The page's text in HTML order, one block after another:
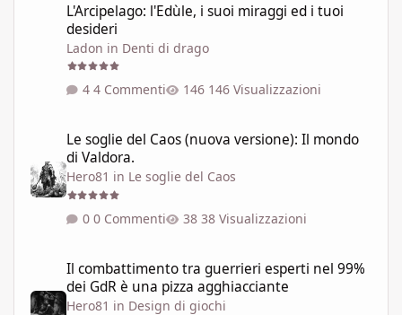
L'Arcipelago: l'Edùle, i suoi miraggi ed i tuoi
desideri
Ladon in Denti di drago
4 Commenti 146 Visualizzazioni
Le soglie del Caos (nuova versione): Il mondo
di Valdora.
Hero81 in Le soglie del Caos
0 Commenti 38 Visualizzazioni
Il combattimento tra guerrieri esperti nel 99%
dei GdR è una pizza agghiacciante
Hero81 in Design di giochi